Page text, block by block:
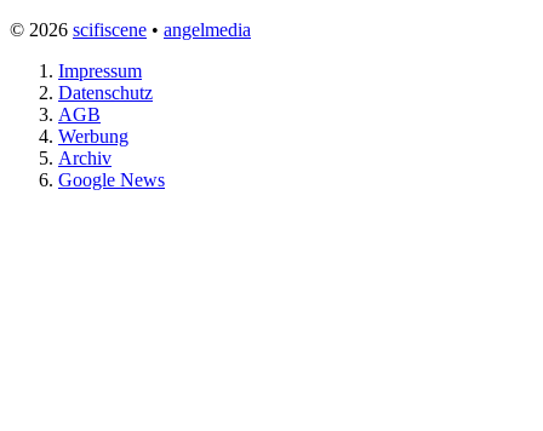
© 2026 scifiscene • angelmedia
Impressum
Datenschutz
AGB
Werbung
Archiv
Google News